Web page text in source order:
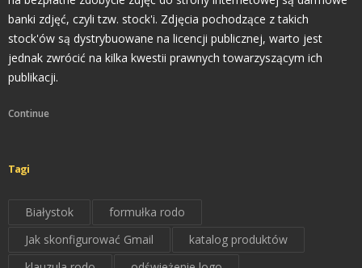
banki zdjęć, czyli tzw. stock'i. Zdjęcia pochodzące z takich
stock'ów są dystrybuowane na licencji publicznej, warto jest
jednak zwrócić na kilka kwestii prawnych towarzyszącym ich
publikacji.
Continue
Tagi
Białystok
formułka rodo
Jak skonfigurować Gmail
katalog produktów